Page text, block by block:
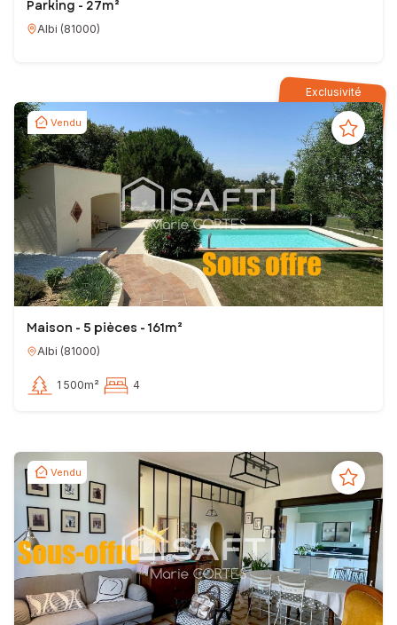
Parking - 27m²
Albi (81000)
Exclusivité
Vendu
Maison - 5 pièces - 161m²
Albi (81000)
1 500m² 4
Vendu